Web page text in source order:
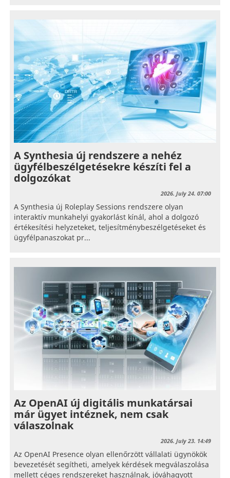
A Synthesia új rendszere a nehéz
ügyfélbeszélgetésekre készíti fel a
dolgozókat
2026. July 24. 07:00
A Synthesia új Roleplay Sessions rendszere olyan
interaktív munkahelyi gyakorlást kínál, ahol a dolgozó
értékesítési helyzeteket, teljesítménybeszélgetéseket és
ügyfélpanaszokat pr...
Az OpenAI új digitális munkatársai
már ügyet intéznek, nem csak
válaszolnak
2026. July 23. 14:49
Az OpenAI Presence olyan ellenőrzött vállalati ügynökök
bevezetését segítheti, amelyek kérdések megválaszolása
mellett céges rendszereket használnak, jóváhagyott